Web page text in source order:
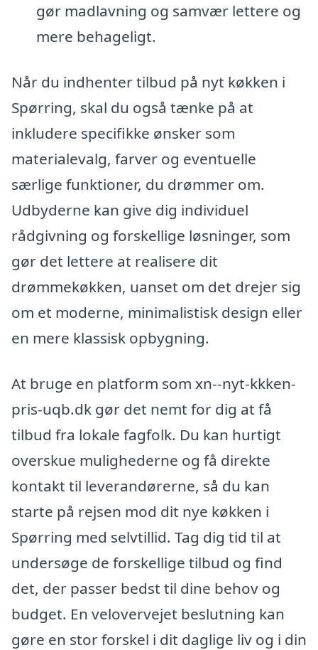
gør madlavning og samvær lettere og
mere behageligt.
Når du indhenter tilbud på nyt køkken i
Spørring, skal du også tænke på at
inkludere specifikke ønsker som
materialevalg, farver og eventuelle
særlige funktioner, du drømmer om.
Udbyderne kan give dig individuel
rådgivning og forskellige løsninger, som
gør det lettere at realisere dit
drømmekøkken, uanset om det drejer sig
om et moderne, minimalistisk design eller
en mere klassisk opbygning.
At bruge en platform som xn--nyt-kkken-
pris-uqb.dk gør det nemt for dig at få
tilbud fra lokale fagfolk. Du kan hurtigt
overskue mulighederne og få direkte
kontakt til leverandørerne, så du kan
starte på rejsen mod dit nye køkken i
Spørring med selvtillid. Tag dig tid til at
undersøge de forskellige tilbud og find
det, der passer bedst til dine behov og
budget. En velovervejet beslutning kan
gøre en stor forskel i dit daglige liv og i din